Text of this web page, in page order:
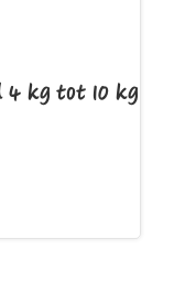
4 kg tot 10 kg